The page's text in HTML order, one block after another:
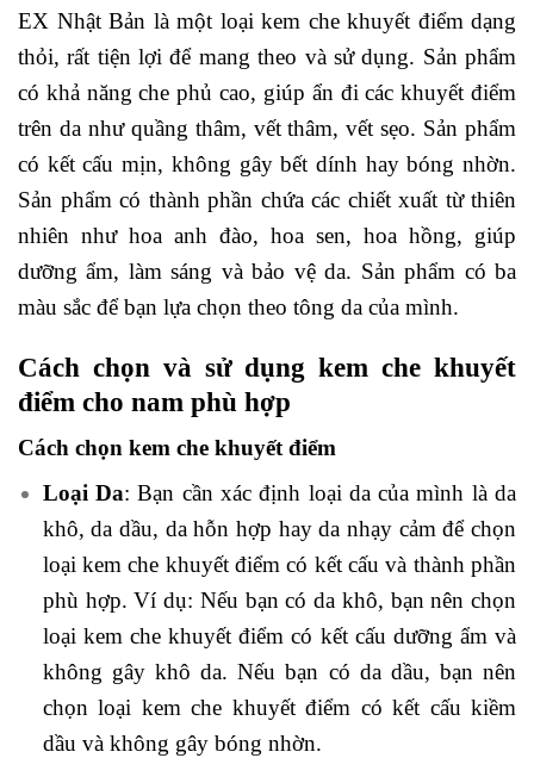
EX Nhật Bản là một loại kem che khuyết điểm dạng
thỏi, rất tiện lợi để mang theo và sử dụng. Sản phẩm
có khả năng che phủ cao, giúp ẩn đi các khuyết điểm
trên da như quầng thâm, vết thâm, vết sẹo. Sản phẩm
có kết cấu mịn, không gây bết dính hay bóng nhờn.
Sản phẩm có thành phần chứa các chiết xuất từ thiên
nhiên như hoa anh đào, hoa sen, hoa hồng, giúp
dưỡng ẩm, làm sáng và bảo vệ da. Sản phẩm có ba
màu sắc để bạn lựa chọn theo tông da của mình.
Cách chọn và sử dụng kem che khuyết
điểm cho nam phù hợp
Cách chọn kem che khuyết điểm
Loại Da: Bạn cần xác định loại da của mình là da
khô, da dầu, da hỗn hợp hay da nhạy cảm để chọn
loại kem che khuyết điểm có kết cấu và thành phần
phù hợp. Ví dụ: Nếu bạn có da khô, bạn nên chọn
loại kem che khuyết điểm có kết cấu dưỡng ẩm và
không gây khô da. Nếu bạn có da dầu, bạn nên
chọn loại kem che khuyết điểm có kết cấu kiềm
dầu và không gây bóng nhờn.